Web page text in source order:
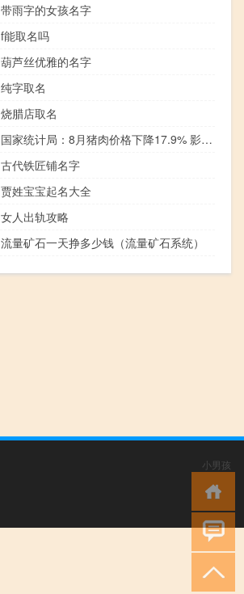
带雨字的女孩名字
f能取名吗
葫芦丝优雅的名字
纯字取名
烧腊店取名
国家统计局：8月猪肉价格下降17.9% 影响CPI下降约0.28个百分点
古代铁匠铺名字
贾姓宝宝起名大全
女人出轨攻略
流量矿石一天挣多少钱（流量矿石系统）
小男孩